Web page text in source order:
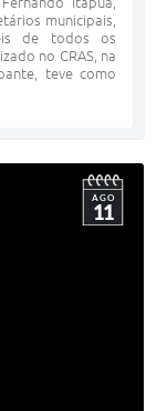
municipais,
de todos os
no CRAS, na
teve como
AGO
11